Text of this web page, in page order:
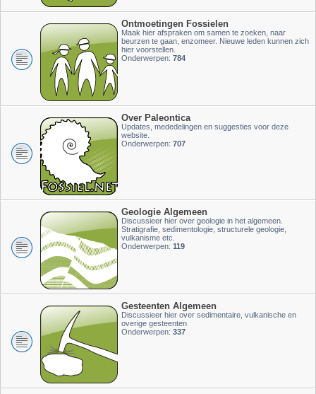
Ontmoetingen Fossielen
Maak hier afspraken om samen te zoeken, naar
beurzen te gaan, enzomeer. Nieuwe leden kunnen zich
hier voorstellen.
Onderwerpen: 784
Over Paleontica
Updates, mededelingen en suggesties voor deze
website.
Onderwerpen: 707
Geologie Algemeen
Discussieer hier over geologie in het algemeen.
Stratigrafie, sedimentologie, structurele geologie,
vulkanisme etc.
Onderwerpen: 119
Gesteenten Algemeen
Discussieer hier over sedimentaire, vulkanische en
overige gesteenten
Onderwerpen: 337